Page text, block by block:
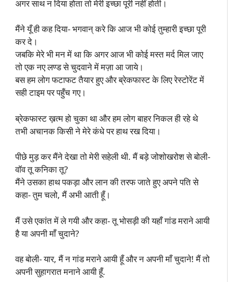
अगर साथ न दिया होता तो मेरी इच्छा पूरी नहीं होती।
मैंने यूँ ही कह दिया- भगवान् करे कि आज भी कोई तुम्हारी इच्छा पूरी
कर दे।
जबकि मेरे भी मन में था कि अगर आज भी कोई मस्त मर्द मिल जाए
तो एक नए लण्ड से चुदवाने में मज़ा आ जाये।
बस हम लोग फटाफट तैयार हुए और ब्रेकफास्ट के लिए रेस्टोरेंट में
सही टाइम पर पहुँच गए।
ब्रेकफास्ट ख़त्म हो चुका था और हम लोग बाहर निकल ही रहे थे
तभी अचानक किसी ने मेरे कंधे पर हाथ रख दिया।
पीछे मुड़ कर मैंने देखा तो मेरी सहेली थी. मैं बड़े जोशोखरोश से बोली-
वॉव तू कनिका तू?
मैंने उसका हाथ पकड़ा और लान की तरफ जाते हुए अपने पति से
कहा- तुम चलो, मैं अभी आती हूँ।
मैं उसे एकांत में ले गयी और कहा- तू भोसड़ी की यहाँ गांड मराने आयी
है या अपनी माँ चुदाने?
वह बोली- यार, मैं न गांड मराने आयी हूँ और न अपनी माँ चुदाने! मैं तो
अपनी सुहागरात मनाने आयी हूँ.